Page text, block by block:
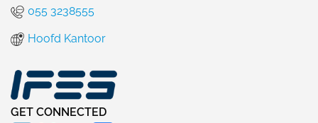
055 3238555
Hoofd Kantoor
GET CONNECTED